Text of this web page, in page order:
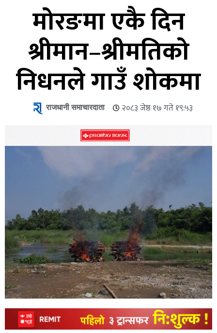
मोरङमा एकै दिन
श्रीमान–श्रीमतिको
निधनले गाउँ शोकमा
राजधानी समाचारदाता २०८३ जेष्ठ १७ गते १९:५३